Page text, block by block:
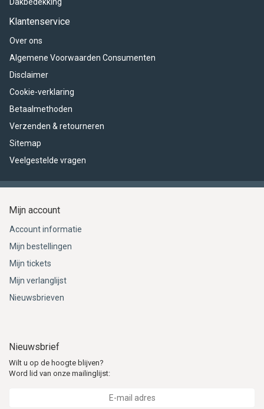
Klantenservice
Over ons
Algemene Voorwaarden Consumenten
Disclaimer
Cookie-verklaring
Betaalmethoden
Verzenden & retourneren
Sitemap
Veelgestelde vragen
Mijn account
Account informatie
Mijn bestellingen
Mijn tickets
Mijn verlanglijst
Nieuwsbrieven
Nieuwsbrief
Wilt u op de hoogte blijven?
Word lid van onze mailinglijst: